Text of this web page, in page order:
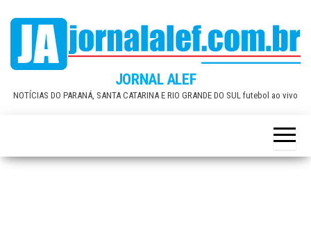
content
JORNAL ALEF
NOTÍCIAS DO PARANÁ, SANTA CATARINA E RIO GRANDE DO SUL futebol ao vivo